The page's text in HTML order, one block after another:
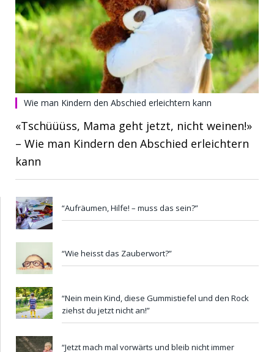
Wie man Kindern den Abschied erleichtern kann
«Tschüüüss, Mama geht jetzt, nicht weinen!»
– Wie man Kindern den Abschied erleichtern
kann
“Aufräumen, Hilfe! – muss das sein?”
“Wie heisst das Zauberwort?”
“Nein mein Kind, diese Gummistiefel und den Rock
ziehst du jetzt nicht an!”
“Jetzt mach mal vorwärts und bleib nicht immer